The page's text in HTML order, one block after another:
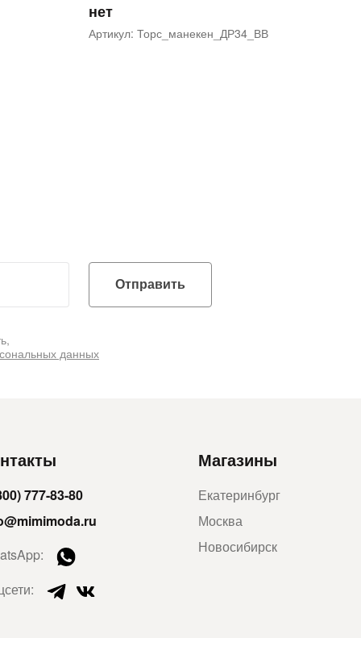
нет
Артикул: Торс_манекен_ДР34_ВВ
Отправить
данных
777-83-80
Магазины
Екатеринбург
Москва
Новосибирск